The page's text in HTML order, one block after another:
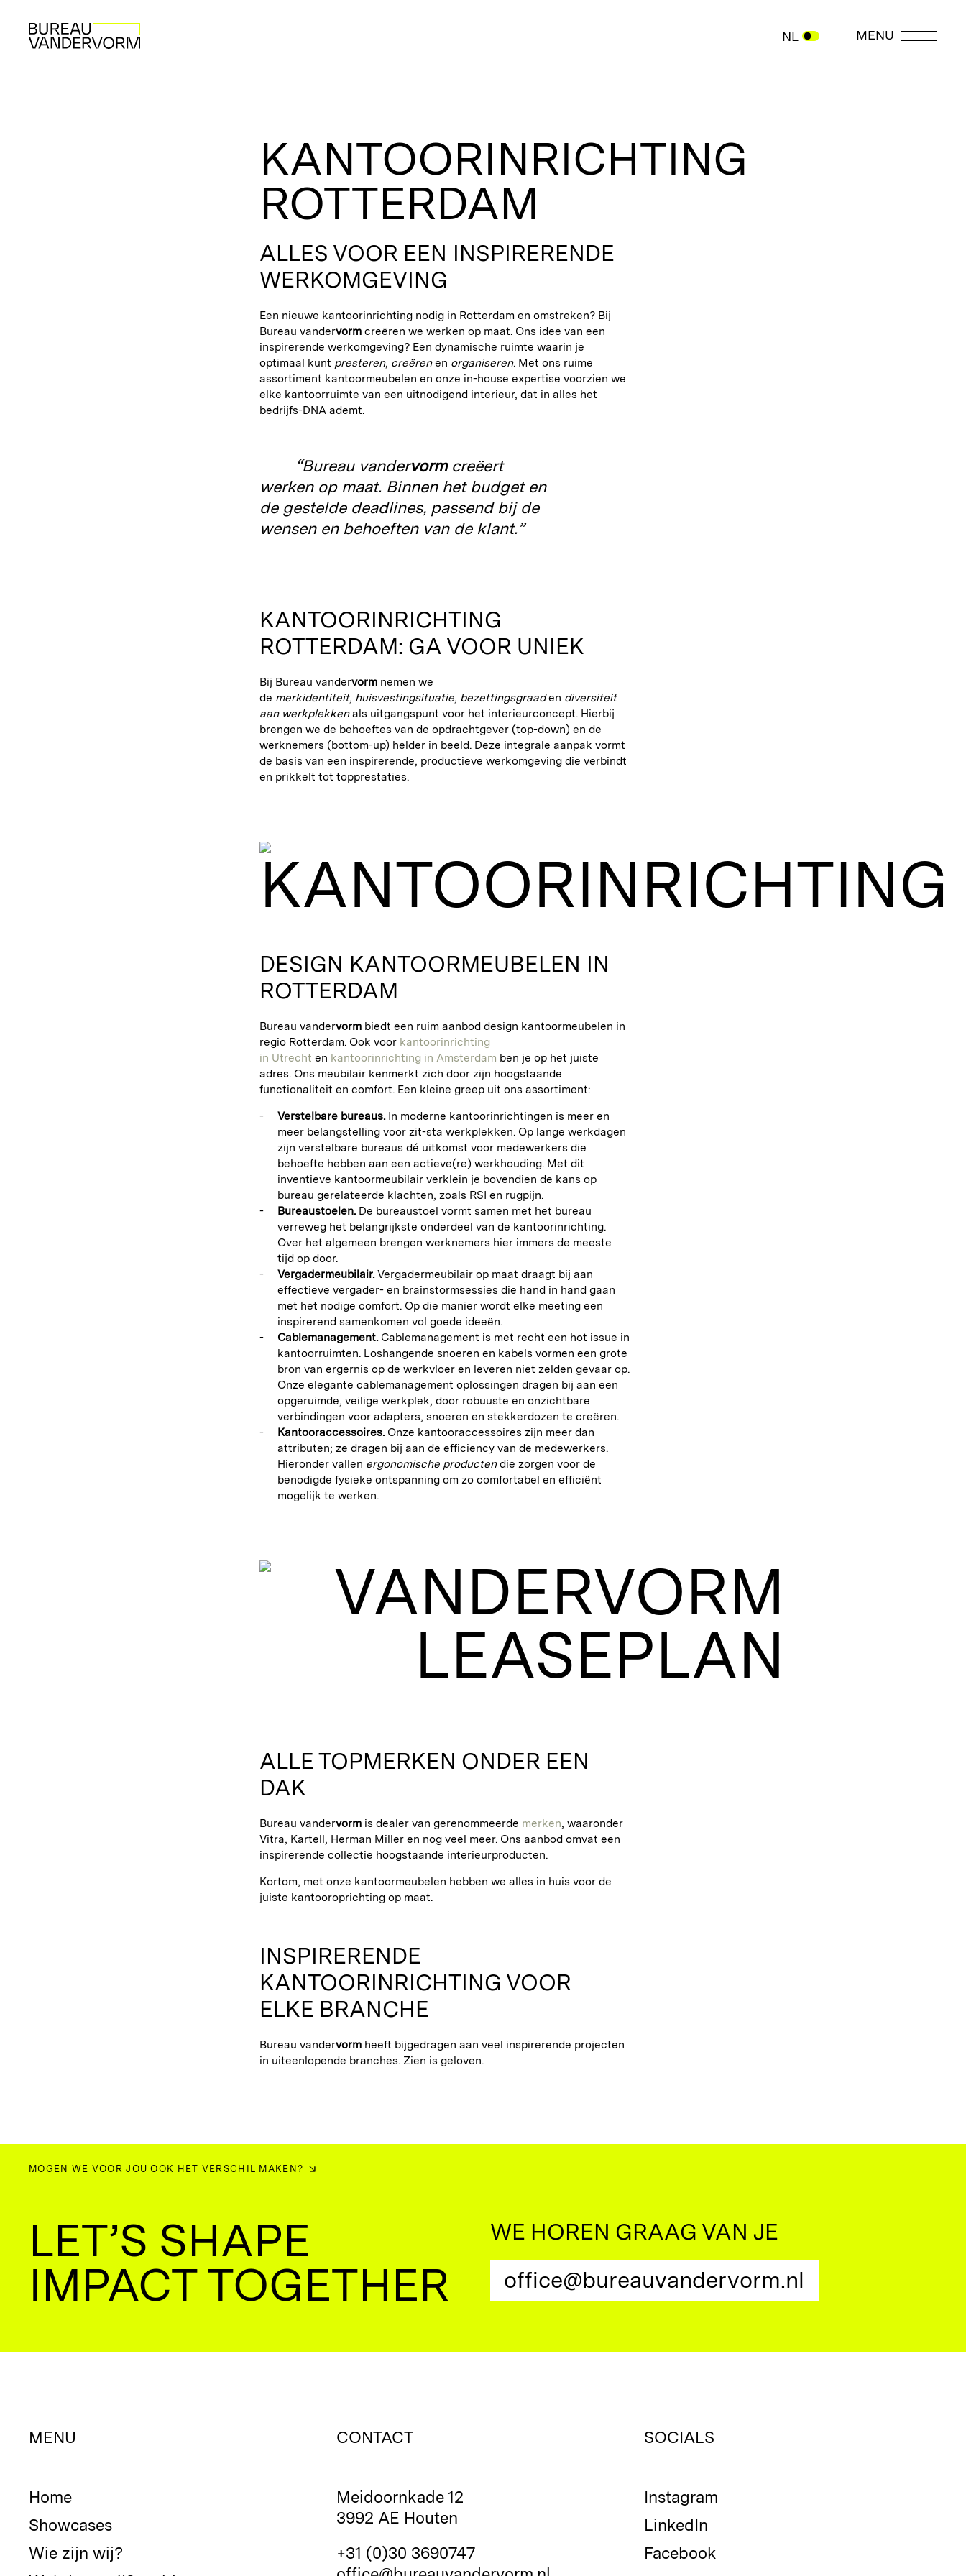
NL MENU
KANTOORINRICHTING
ROTTERDAM
ALLES VOOR EEN INSPIRERENDE
WERKOMGEVING
Een nieuwe kantoorinrichting nodig in Rotterdam en omstreken? Bij
Bureau vandervorm creëren we werken op maat. Ons idee van een
inspirerende werkomgeving? Een dynamische ruimte waarin je
optimaal kunt presteren, creërenen organiseren. Met ons ruime
assortiment kantoormeubelen en onze in-house expertise voorzien we
elke kantoorruimte van een uitnodigend interieur, dat in alles het
bedrijfs-DNA ademt.
“Bureau vandervormcreëert
werken op maat. Binnen het budget en
de gestelde deadlines, passend bij de
wensen en behoeften van de klant.”
KANTOORINRICHTING
ROTTERDAM: GA VOOR UNIEK
Bij Bureau vandervorm nemen we
de merkidentiteit, huisvestingsituatie, bezettingsgraaden diversiteit
aan werkplekkenals uitgangspunt voor het interieurconcept. Hierbij
brengen we de behoeftes van de opdrachtgever (top-down) en de
werknemers (bottom-up) helder in beeld. Deze integrale aanpak vormt
de basis van een inspirerende, productieve werkomgeving die verbindt
en prikkelt tot topprestaties.
DESIGN KANTOORMEUBELEN IN
ROTTERDAM
Bureau vandervorm biedt een ruim aanbod design kantoormeubelen in
regio Rotterdam. Ook voor kantoorinrichting
in Utrecht en kantoorinrichting in Amsterdam ben je op het juiste
adres. Ons meubilair kenmerkt zich door zijn hoogstaande
functionaliteit en comfort. Een kleine greep uit ons assortiment:
Verstelbare bureaus. In moderne kantoorinrichtingen is meer en
meer belangstelling voor zit-sta werkplekken. Op lange werkdagen
zijn verstelbare bureaus dé uitkomst voor medewerkers die
behoefte hebben aan een actieve(re) werkhouding. Met dit
inventieve kantoormeubilair verklein je bovendien de kans op
bureau gerelateerde klachten, zoals RSI en rugpijn.
Bureaustoelen.De bureaustoel vormt samen met het bureau
verreweg het belangrijkste onderdeel van de kantoorinrichting.
Over het algemeen brengen werknemers hier immers de meeste
tijd op door.
Vergadermeubilair.Vergadermeubilair op maat draagt bij aan
effectieve vergader- en brainstormsessies die hand in hand gaan
met het nodige comfort. Op die manier wordt elke meeting een
inspirerend samenkomen vol goede ideeën.
Cablemanagement.Cablemanagement is met recht een hot issue in
kantoorruimten. Loshangende snoeren en kabels vormen een grote
bron van ergernis op de werkvloer en leveren niet zelden gevaar op.
Onze elegante cablemanagement oplossingen dragen bij aan een
opgeruimde, veilige werkplek, door robuuste en onzichtbare
verbindingen voor adapters, snoeren en stekkerdozen te creëren.
Kantooraccessoires. Onze kantooraccessoires zijn meer dan
attributen; ze dragen bij aan de efficiency van de medewerkers.
Hieronder vallen ergonomische productendie zorgen voor de
benodigde fysieke ontspanning om zo comfortabel en efficiënt
mogelijk te werken.
ALLE TOPMERKEN ONDER EEN
DAK
Bureau vandervorm is dealer van gerenommeerde merken, waaronder
Vitra, Kartell, Herman Miller en nog veel meer. Ons aanbod omvat een
inspirerende collectie hoogstaande interieurproducten.
Kortom, met onze kantoormeubelen hebben we alles in huis voor de
juiste kantooroprichting op maat.
INSPIRERENDE
KANTOORINRICHTING VOOR
ELKE BRANCHE
Bureau vandervorm heeft bijgedragen aan veel inspirerende projecten
in uiteenlopende branches. Zien is geloven.
MOGEN WE VOOR JOU OOK HET VERSCHIL MAKEN?
LET’S SHAPE
IMPACT TOGETHER
WE HOREN GRAAG VAN JE
office@bureauvandervorm.nl
MENU
Home
Showcases
Wie zijn wij?
CONTACT
Meidoornkade 12
3992 AE Houten
+31 (0)30 3690747
SOCIALS
Instagram
LinkedIn
Facebook